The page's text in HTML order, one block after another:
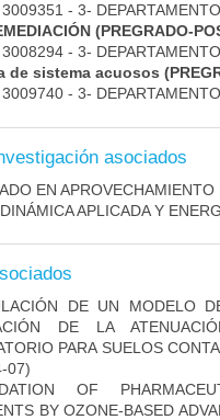
- 3-
(PREGRADO-
- 3-
de sistema acuosos
- 3-
asociados
EN
APLICADA Y
DE UN MODELO
DE LA
PARA SUELOS
07)
OF
BY OZONE-BASED